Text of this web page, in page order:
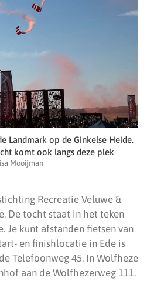
Landmark op de Ginkelse Heide.
komt ook langs deze plek
Mooijman
Recreatie Veluwe &
De tocht staat in het teken
Je kunt afstanden fietsen van
en finishlocatie in Ede is
Telefoonweg 45. In Wolfheze
aan de Wolfhezerweg 111.